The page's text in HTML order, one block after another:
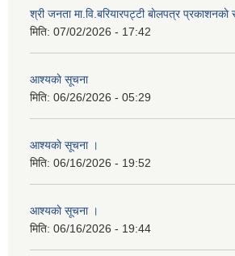
श्री जनता मा.वि.बरियारपट्टी बाेलपत्र प्रकाशनकाे
मिति: 07/02/2026 - 17:42
आश्यकाे सूचना
मिति: 06/26/2026 - 05:29
आश्यकाे सूचना ।
मिति: 06/16/2026 - 19:52
आश्यकाे सूचना ।
मिति: 06/16/2026 - 19:44